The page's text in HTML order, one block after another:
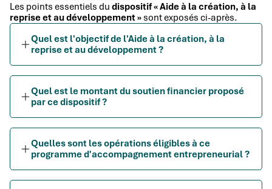
Les points essentiels du dispositif « Aide à la création, à la
reprise et au développement » sont exposés ci-après.
Quel est l'objectif de l'Aide à la création, à la
reprise et au développement ?
Quel est le montant du soutien financier proposé
par ce dispositif ?
Quelles sont les opérations éligibles à ce
programme d'accompagnement entrepreneurial ?